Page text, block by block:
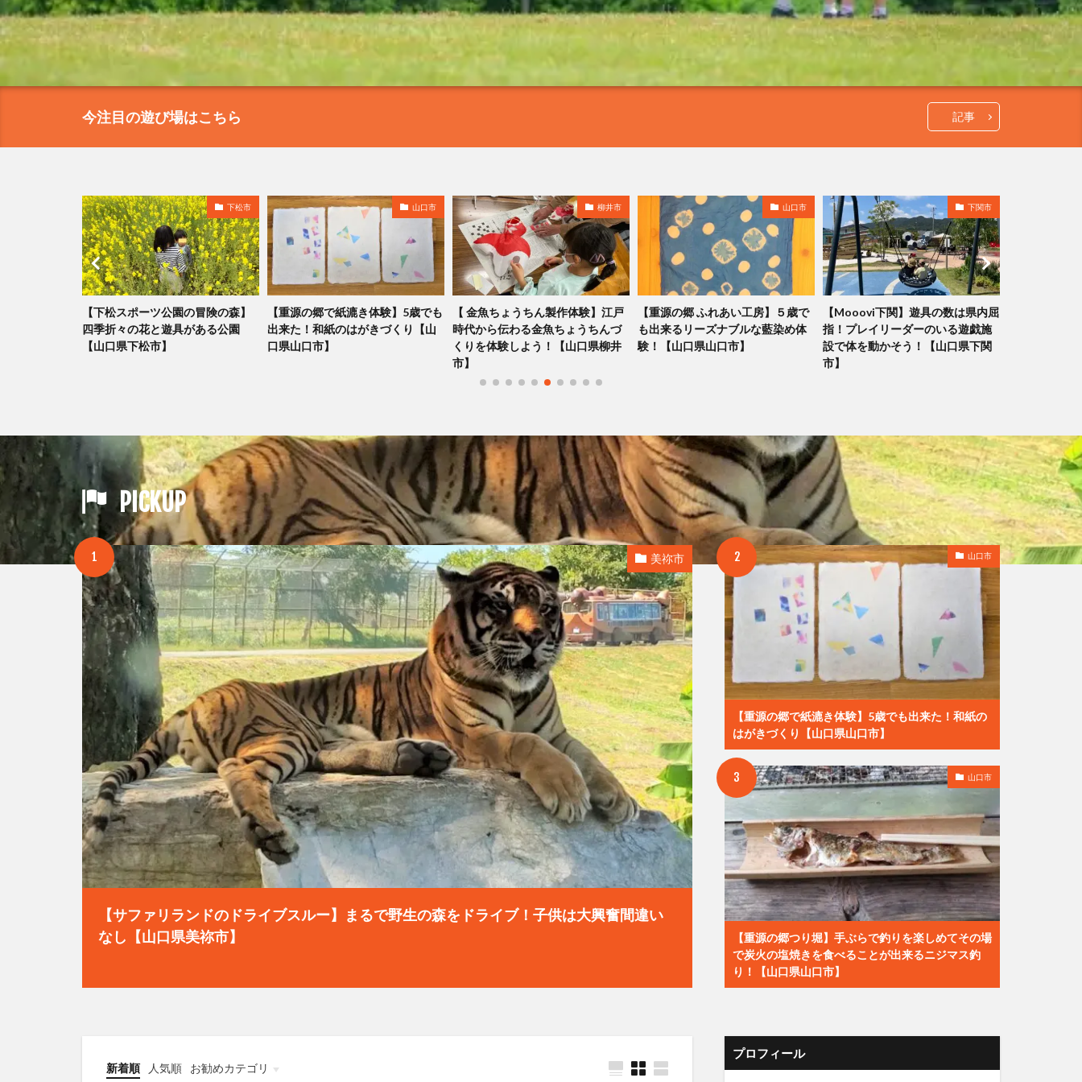
今注目の遊び場はこちら 記事
下松市
【下松スポーツ公園の冒険の森】
四季折々の花と遊具がある公園
【山口県下松市】
山口市
【重源の郷で紙漉き体験】5歳でも
出来た！和紙のはがきづくり【山
口県山口市】
柳井市
【 金魚ちょうちん製作体験】江戸
時代から伝わる金魚ちょうちんづ
くりを体験しよう！【山口県柳井
市】
山口市
【重源の郷 ふれあい工房】５歳で
も出来るリーズナブルな藍染め体
験！【山口県山口市】
下関市
【Mooovi下関】遊具の数は県内屈
指！プレイリーダーのいる遊戯施
設で体を動かそう！【山口県下関
市】
PICKUP
美祢市
【サファリランドのドライブスルー】まるで野生の森をドライブ！子供は大興奮間違い
なし【山口県美祢市】
山口市
【重源の郷で紙漉き体験】5歳でも出来た！和紙の
はがきづくり【山口県山口市】
山口市
【重源の郷つり堀】手ぶらで釣りを楽しめてその場
で炭火の塩焼きを食べることが出来るニジマス釣
り！【山口県山口市】
新着順 人気順 お勧めカテゴリ
プロフィール